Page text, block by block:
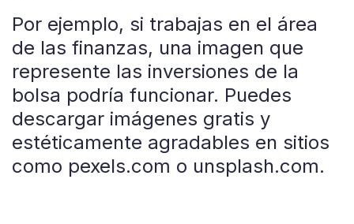
Por ejemplo, si trabajas en el área
de las finanzas, una imagen que
represente las inversiones de la
bolsa podría funcionar. Puedes
descargar imágenes gratis y
estéticamente agradables en sitios
como pexels.com o unsplash.com.